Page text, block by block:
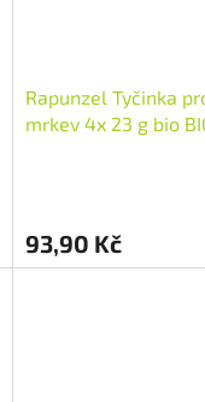
Rapunzel Tyčinka
mrkev 4x 23 g bio
93,90 Kč